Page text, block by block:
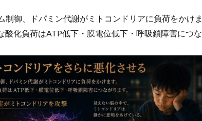
御、ドパミン代謝がミトコンドリアに負荷をかけま
化負荷はATP低下・膜電位低下・呼吸鎖障害につな